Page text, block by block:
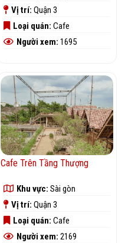
Vị trí: Quận 3
Loại quán: Cafe
Người xem: 1695
Cafe Trên Tầng Thượng
Khu vực: Sài gòn
Vị trí: Quận 3
Loại quán: Cafe
Người xem: 2169